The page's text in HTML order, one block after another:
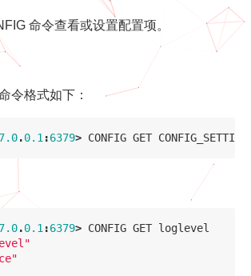
命令查看或设置配置项。
令格式如下：
.0.1 :6379> CONFIG GET
.0.1 :6379> CONFIG GET loglevel